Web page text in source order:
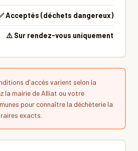
Acceptés (déchets dangereux)
⚠️ Sur rendez-vous uniquement
d'accès varient selon la
la mairie de Alliat ou votre
pour connaître la déchèterie la
exacts.